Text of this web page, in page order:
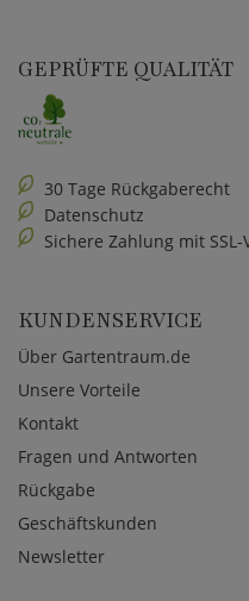
GEPRÜFTE QUALITÄT
30 Tage Rückgaberecht
Datenschutz
Sichere Zahlung mit
KUNDENSERVICE
Über Gartentraum.de
Unsere Vorteile
Kontakt
Fragen und Antworten
Rückgabe
Geschäftskunden
Newsletter